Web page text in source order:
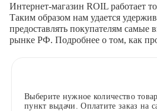
Интернет-магазин ROIL работает
Таким образом нам удается
предоставлять покупателям самые
рынке РФ. Подробнее о том, как
Выберите нужное количество
пункт выдачи. Оплатите заказ на